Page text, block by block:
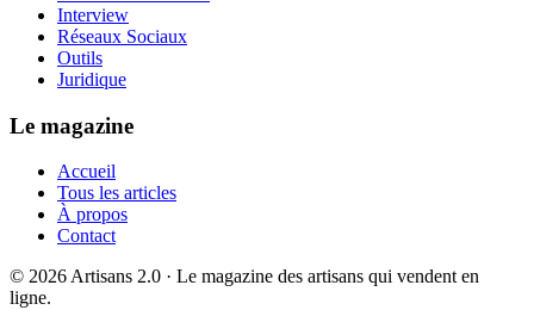
Interview
Réseaux Sociaux
Outils
Juridique
Le magazine
Accueil
Tous les articles
À propos
Contact
© 2026Artisans 2.0 · Le magazine des artisans qui vendent en
ligne.